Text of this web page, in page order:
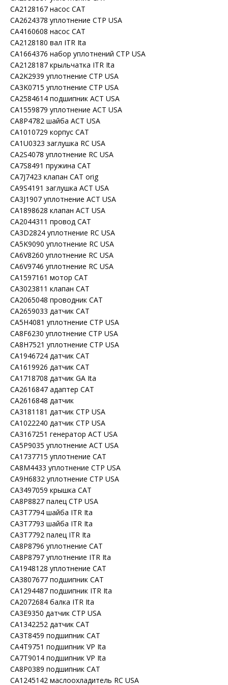
CA2128167 насос CAT
CA2624378 уплотнение CTP USA
CA4160608 насос CAT
CA2128180 вал ITR Ita
CA1664376 набор уплотнений CTP USA
CA2128187 крыльчатка ITR Ita
CA2K2939 уплотнение CTP USA
CA3K0715 уплотнение CTP USA
CA2584614 подшипник ACT USA
CA1559879 уплотнение ACT USA
CA8P4782 шайба ACT USA
CA1010729 корпус CAT
CA1U0323 заглушка RC USA
CA2S4078 уплотнение RC USA
CA7S8491 пружина CAT
CA7J7423 клапан CAT orig
CA9S4191 заглушка ACT USA
CA3J1907 уплотнение ACT USA
CA1898628 клапан ACT USA
CA2044311 провод CAT
CA3D2824 уплотнение RC USA
CA5K9090 уплотнение RC USA
CA6V8260 уплотнение RC USA
CA6V9746 уплотнение RC USA
CA1597161 мотор CAT
CA3023811 клапан CAT
CA2065048 проводник CAT
CA2659033 датчик CAT
CA5H4081 уплотнение CTP USA
CA8F6230 уплотнение CTP USA
CA8H7521 уплотнение CTP USA
CA1946724 датчик CAT
CA1619926 датчик CAT
CA1718708 датчик GA Ita
CA2616847 адаптер CAT
CA2616848 датчик
CA3181181 датчик CTP USA
CA1022240 датчик CTP USA
CA3167251 генератор ACT USA
CA5P9035 уплотнение ACT USA
CA1737715 уплотнение CAT
CA8M4433 уплотнение CTP USA
CA9H6832 уплотнение CTP USA
CA3497059 крышка CAT
CA8P8827 палец CTP USA
CA3T7794 шайба ITR Ita
CA3T7793 шайба ITR Ita
CA3T7792 палец ITR Ita
CA8P8796 уплотнение CAT
CA8P8797 уплотнение ITR Ita
CA1948128 уплотнение CAT
CA3807677 подшипник CAT
CA1294487 подшипник ITR Ita
CA2072684 балка ITR Ita
CA3E9350 датчик CTP USA
CA1342252 датчик CAT
CA3T8459 подшипник CAT
CA4T9751 подшипник VP Ita
CA7T9014 подшипник VP Ita
CA8P0389 подшипник CAT
CA1245142 маслоохладитель RC USA